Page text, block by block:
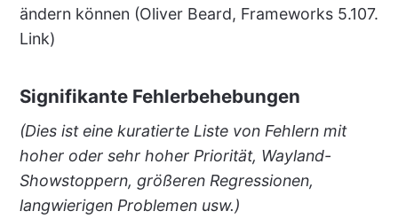
ändern können (Oliver Beard, Frameworks 5.107.
Link)
Signifikante Fehlerbehebungen
(Dies ist eine kuratierte Liste von Fehlern mit
hoher oder sehr hoher Priorität, Wayland-
Showstoppern, größeren Regressionen,
langwierigen Problemen usw.)